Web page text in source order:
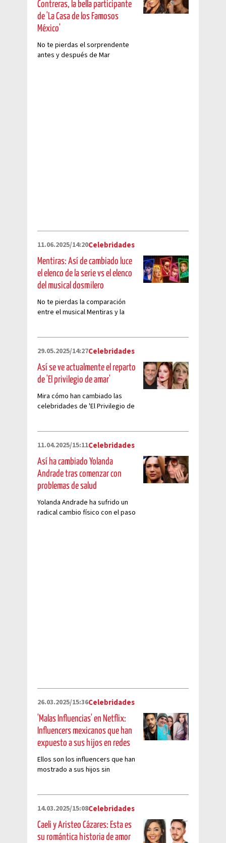
Contreras, la bella participante
de 'La Casa de los Famosos
México'
No te pierdas el sorprendente
antes y después de Mar
11.06.2025/14:20Celebridades
Mentiras: Así de cambiado luce
el elenco de la serie vs el elenco
del musical dosmilero
No te pierdas la comparación
entre el musical Mentiras y la
29.05.2025/14:27Celebridades
Así se ve actualmente el reparto
de 'El privilegio de amar'
Mira cómo han cambiado las
celebridades de 'El Privilegio de
11.04.2025/15:11Celebridades
Así ha cambiado Yolanda
Andrade tras comenzar con
problemas de salud
Yolanda Andrade ha sufrido un
radical cambio físico con el paso
26.03.2025/15:36Celebridades
'Malas Influencias' en Netflix:
Influencers mexicanos que han
expuesto a sus hijos en redes
Ellos son los influencers que han
mostrado a sus hijos sin
14.03.2025/15:08Celebridades
Caeli y Aristeo Cázares: Esta es
su romántica historia de amor